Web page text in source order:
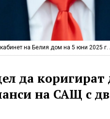
на Белия дом на 5 юни 2025
да
на САЩ с